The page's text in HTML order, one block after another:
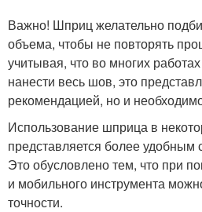
Важно! Шприц желательно
объема, чтобы не повторять
учитывая, что во многих
нанести весь шов, это
рекомендацией, но и
Использование шприца в
представляется более удобным
Это обусловлено тем, что при
и мобильного инструмента
точности.